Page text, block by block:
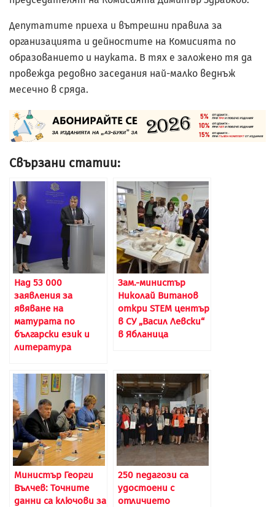
Депутатите приеха и вътрешни правила за
организацията и дейностите на Комисията по
образованието и науката. В тях е заложено тя да
провежда редовно заседания най-малко веднъж
месечно в сряда.
Свързани статии:
Над 53 000
заявления за
явяване на
матурата по
български език и
литература
Зам.-министър
Николай Витанов
откри STEM център
в СУ „Васил Левски“
в Ябланица
Министър Георги
Вълчев: Точните
данни са ключови за
250 педагози са
удостоени с
отличието